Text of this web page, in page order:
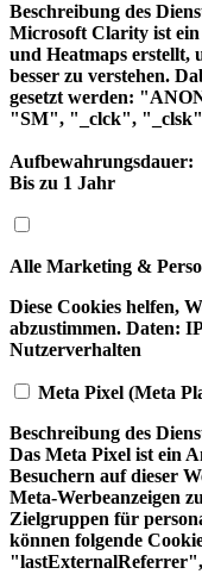
Beschreibung des
Microsoft Clarity ist ein
und Heatmaps erstellt,
besser zu verstehen.
gesetzt werden:
"SM", "_clck",
Aufbewahrungsdauer:
Bis zu 1 Jahr
Alle Marketing &
Diese Cookies helfen,
abzustimmen. Daten:
Nutzerverhalten
Meta Pixel (Meta
Beschreibung des
Das Meta Pixel ist ein
Besuchern auf dieser
Meta-Werbeanzeigen
Zielgruppen für
können folgende